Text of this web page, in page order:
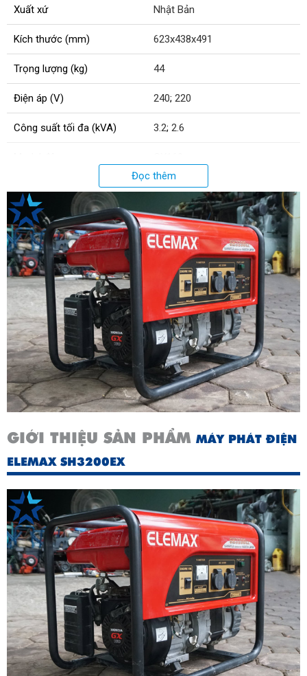
Xuất xứ Nhật Bản
Kích thước (mm) 623x438x491
Trọng lượng (kg) 44
Điện áp (V) 240; 220
Công suất tối đa (kVA) 3.2; 2.6
Công suất liên tục (kVA) 2.2;2.5
Độ ồn (dB) 65
Hệ số công suất máy phát 1.0
Số pha máy phát
Nhiên liệu Xăng
Dung tích bình nhiên liệu (L) 17
Đọc thêm
GIỚI THIỆU SẢN PHẨM MÁY PHÁT ĐIỆN
ELEMAX SH3200EX